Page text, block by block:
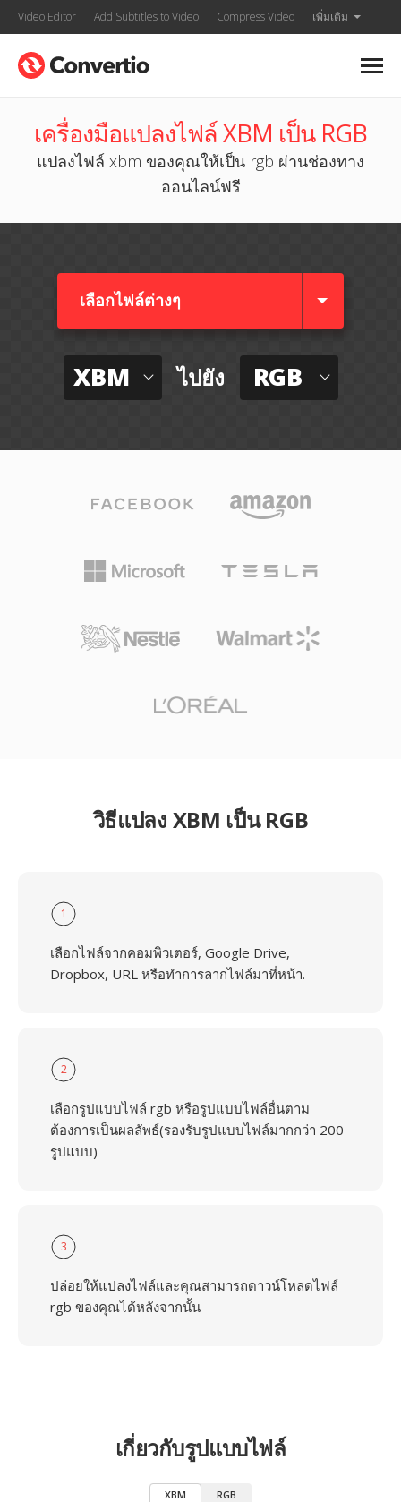
Video Editor Add Subtitles to Video Compress Video เพิ่มเติม
เครื่องมือแปลงไฟล์ XBM เป็น RGB
แปลงไฟล์ xbm ของคุณให้เป็น rgb ผ่านช่องทาง
ออนไลน์ฟรี
เลือกไฟล์ต่างๆ​
XBM ไปยัง RGB
วิธีแปลง XBM เป็น RGB
1
เลือกไฟล์จากคอมพิวเตอร์, Google Drive,
Dropbox, URL หรือทำการลากไฟล์มาที่หน้า.
2
เลือกรูปแบบไฟล์ rgb หรือรูปแบบไฟล์อื่นตาม
ต้องการเป็นผลลัพธ์(รองรับรูปแบบไฟล์มากกว่า 200
รูปแบบ)
3
ปล่อยให้แปลงไฟล์และคุณสามารถดาวน์โหลดไฟล์
rgb ของคุณได้หลังจากนั้น
เกี่ยวกับรูปแบบไฟล์
XBM RGB